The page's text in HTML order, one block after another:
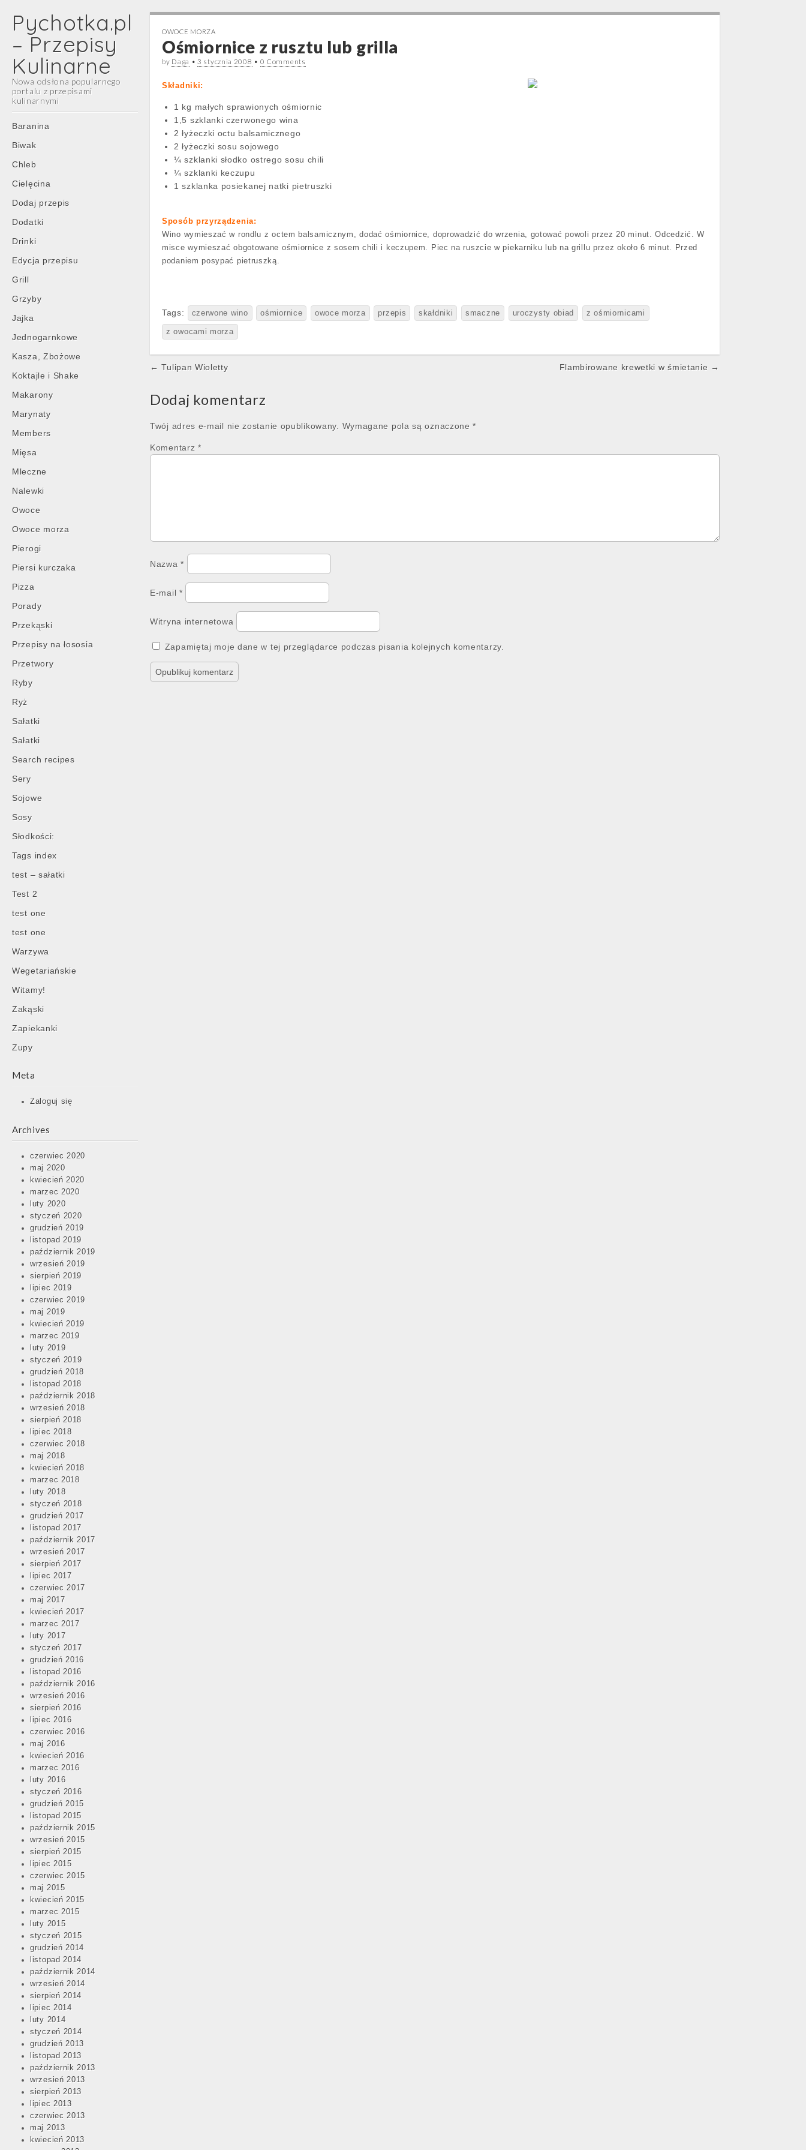
Pychotka.pl
– Przepisy
Kulinarne
Nowa odsłona popularnego
portalu z przepisami
kulinarnymi
Main
menu
Skip
content
Baranina
Biwak
Chleb
Cielęcina
Dodaj przepis
Dodatki
Drinki
Edycja przepisu
Grill
Grzyby
Jajka
Jednogarnkowe
Kasza, Zbożowe
Koktajle i Shake
Makarony
Marynaty
Members
Mięsa
Mleczne
Nalewki
Owoce
Owoce morza
Pierogi
Piersi kurczaka
Pizza
Porady
Przekąski
Przepisy na łososia
Przetwory
Ryby
Ryż
Sałatki
Sałatki
Search recipes
Sery
Sojowe
Sosy
Słodkości:
Tags index
test – sałatki
Test 2
test one
test one
Warzywa
Wegetariańskie
Witamy!
Zakąski
Zapiekanki
Zupy
Meta
Zaloguj się
Archives
czerwiec 2020
maj 2020
kwiecień 2020
marzec 2020
luty 2020
styczeń 2020
grudzień 2019
listopad 2019
październik 2019
wrzesień 2019
sierpień 2019
lipiec 2019
czerwiec 2019
maj 2019
kwiecień 2019
marzec 2019
luty 2019
styczeń 2019
grudzień 2018
listopad 2018
październik 2018
wrzesień 2018
sierpień 2018
lipiec 2018
czerwiec 2018
maj 2018
kwiecień 2018
marzec 2018
luty 2018
styczeń 2018
grudzień 2017
listopad 2017
październik 2017
wrzesień 2017
sierpień 2017
lipiec 2017
czerwiec 2017
maj 2017
kwiecień 2017
marzec 2017
luty 2017
styczeń 2017
grudzień 2016
listopad 2016
październik 2016
wrzesień 2016
sierpień 2016
lipiec 2016
czerwiec 2016
maj 2016
kwiecień 2016
marzec 2016
luty 2016
styczeń 2016
grudzień 2015
listopad 2015
październik 2015
wrzesień 2015
sierpień 2015
lipiec 2015
czerwiec 2015
maj 2015
kwiecień 2015
marzec 2015
luty 2015
styczeń 2015
grudzień 2014
listopad 2014
październik 2014
wrzesień 2014
sierpień 2014
lipiec 2014
luty 2014
styczeń 2014
grudzień 2013
listopad 2013
październik 2013
wrzesień 2013
sierpień 2013
lipiec 2013
czerwiec 2013
maj 2013
kwiecień 2013
OWOCE MORZA
Ośmiornice z rusztu lub grilla
by Daga •3 stycznia 2008 • 0 Comments
Składniki:
1 kg małych sprawionych ośmiornic
1,5 szklanki czerwonego wina
2 łyżeczki octu balsamicznego
2 łyżeczki sosu sojowego
¼ szklanki słodko ostrego sosu chili
¼ szklanki keczupu
1 szklanka posiekanej natki pietruszki
Sposób przyrządzenia:
Wino wymieszać w rondlu z octem balsamicznym, dodać ośmiornice, doprowadzić do wrzenia, gotować powoli przez 20 minut. Odcedzić. W
misce wymieszać obgotowane ośmiornice z sosem chili i keczupem. Piec na ruszcie w piekarniku lub na grillu przez około 6 minut. Przed
podaniem posypać pietruszką.
Tags: czerwone wino ośmiornice owoce morza przepis skałdniki smaczne uroczysty obiad z ośmiornicami
z owocami morza
Post
← Tulipan Wioletty Flambirowane krewetki w śmietanie →
Dodaj komentarz
Twój adres e-mail nie zostanie opublikowany. Wymagane pola są oznaczone*
Komentarz *
Nazwa*
E-mail *
Witryna internetowa
Zapamiętaj moje dane w tej przeglądarce podczas pisania kolejnych komentarzy.